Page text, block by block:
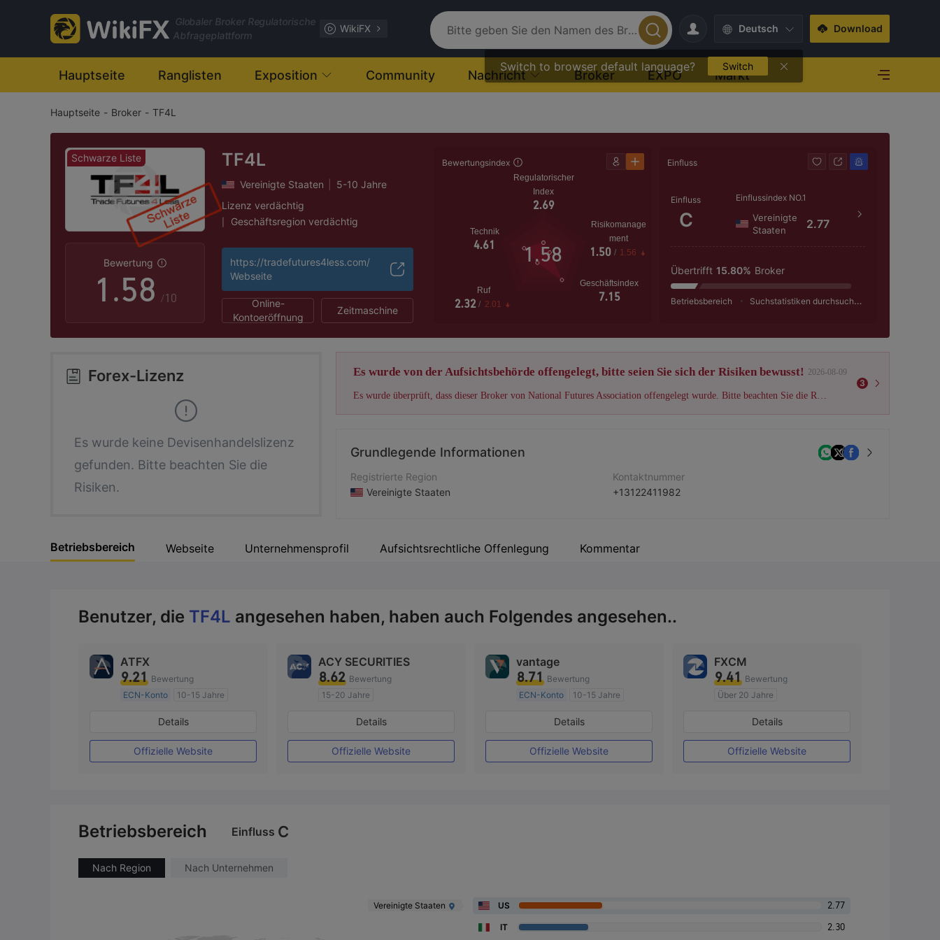
Globaler Broker Regulatorische
Abfrageplattform
WikiFX Deutsch
Switch to browser default language? Switch
Download
Hauptseite Ranglisten Exposition Community Nachricht Broker EXPO Markt
Hauptseite - Broker - TF4L
Schwarze Liste
Bewertung
0
1
2
3
5
6
7
8
9
.
0
1
2
3
4
5
6
7
9
2
3
4
5
6
7
8
9
/10
TF4L
Vereinigte Staaten
5-10 Jahre
Lizenz verdächtig
Geschäftsregion verdächtig
https://tradefutures4less.com/
Webseite
Online-
Kontoeröffnung
Zeitmaschine
Bewertungsindex
Regulatorischer
Index
2.69
Technik
4.61
Ruf
2.32 / 2.01
Geschäftsindex
7.15
Risikomanage
ment
1.50 / 1.56
1.58
Einfluss
Einfluss
C
Einflussindex NO.1
Vereinigte
Staaten
2.77
Übertrifft 15.80% Broker
Betriebsbereich Suchstatistiken durchsuchen
Forex-Lizenz
Es wurde keine Devisenhandelslizenz
gefunden. Bitte beachten Sie die
Risiken.
Es wurde von der Aufsichtsbehörde offengelegt, bitte seien Sie sich der Risiken bewusst! 2026-08-09
Es wurde überprüft, dass dieser Broker von National Futures Association offengelegt wurde. Bitte beachten Sie die Risiken!
3
Grundlegende Informationen
Registrierte Region
Vereinigte Staaten
Unternehmen
Kontaktnummer
+13122411982
Firmenadresse
Betriebsbereich Webseite Unternehmensprofil Aufsichtsrechtliche Offenlegung Kommentar
Benutzer, die TF4L angesehen haben, haben auch Folgendes angesehen..
ATFX
9.21 Bewertung
ECN-Konto
10-15 Jahre
Market Making (MM)
MT4-Volllizenz
Details
Offizielle Website
ACY SECURITIES
8.62 Bewertung
15-20 Jahre
Market Making (MM)
MT4-Volllizenz
Details
Offizielle Website
vantage
8.71 Bewertung
ECN-Konto
10-15 Jahre
Market Making (MM)
MT4-Volllizenz
Details
Offizielle Website
FXCM
9.41 Bewertung
Über 20 Jahre
Market Making (MM)
MT4-Volllizenz
Details
Offizielle Website
Betriebsbereich Einfluss C
Nach Region Nach Unternehmen
Vereinigte Staaten US 2.77
IT 2.30